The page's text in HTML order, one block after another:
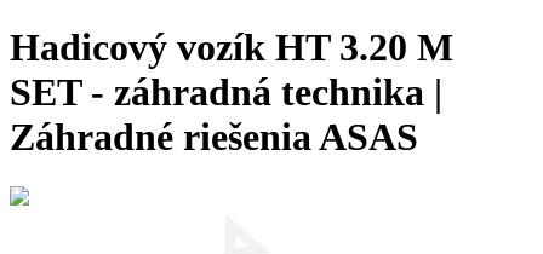
Hadicový vozík HT 3.20 M
SET - záhradná technika |
Záhradné riešenia ASAS